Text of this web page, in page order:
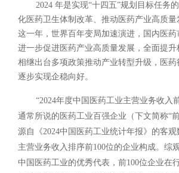
2024 年是实现“十四五”规划目标任务
化医药卫生体制改革、推动医药产业高质量
这一年， 世界百年变局加速演进，国内医
进一步促进医药产业高质量发展，全面提
相继出台多项政策推动产业转型升级， 医
逐步实现企稳向好。
“2024年度中国医药工业主营业务收入
通常所说的医药工业百强企业（下文简称“
源自《2024中国医药工业统计年报》的客
主营业务收入排序前100位的企业构成。综
中国医药工业的优秀代表，前100位企业在